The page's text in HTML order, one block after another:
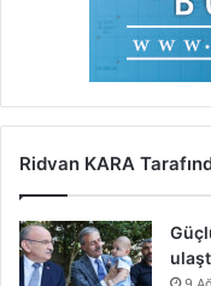
Ridvan KARA